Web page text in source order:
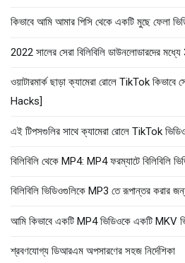
কিভাবে আমি আমার পিসি থেকে একটি মুছে ফেলা
2022 সালের সেরা বিলিবিলি ডাউনলোডারদের মধ্যে
ওয়াটারমার্ক ছাড়া ক্যামেরা রোলে TikTok
Hacks]
এই টিপসগুলির সাথে ক্যামেরা রোলে TikTok
বিলিবিলি থেকে MP4: MP4 ফরম্যাটে বিলিবিলি
বিলিবিলি ভিডিওগুলিকে MP3 তে রূপান্তর করার
আমি কিভাবে একটি MP4 ভিডিওকে একটি MKV
শ্রবণযোগ্য ডিআরএম অপসারণের সহজ নির্দেশিকা